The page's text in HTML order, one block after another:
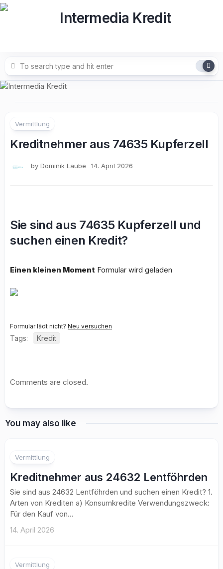
Skip
Vermittlung
Kreditnehmer aus 74635 Kupferzell
by Dominik Laube 14. April 2026
Sie sind aus 74635 Kupferzell und
suchen einen Kredit?
Einen kleinen Moment Formular wird geladen
Formular lädt nicht? Neu versuchen
Tags: Kredit
Comments are closed.
You may also like
Vermittlung
Kreditnehmer aus 24632 Lentföhrden
Sie sind aus 24632 Lentföhrden und suchen einen Kredit? 1.
Arten von Krediten a) Konsumkredite Verwendungszweck:
Für den Kauf von...
14. April 2026
Vermittlung